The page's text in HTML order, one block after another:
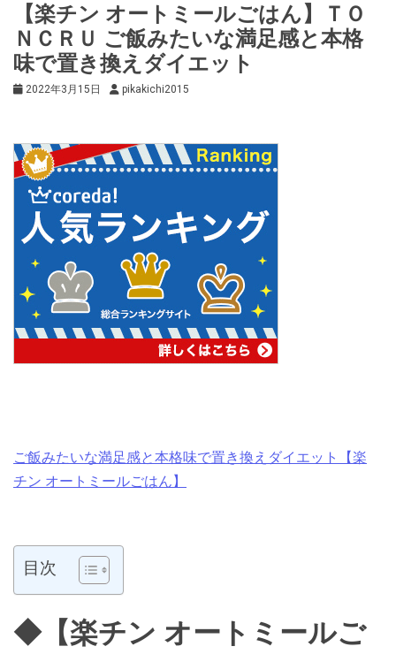
【楽チン オートミールごはん】ＴＯ
ＮＣＲＵ ご飯みたいな満足感と本格
味で置き換えダイエット
2022年3月15日 pikakichi2015
ご飯みたいな満足感と本格味で置き換えダイエット【楽
チン オートミールごはん】
目次
◆【楽チン オートミールご